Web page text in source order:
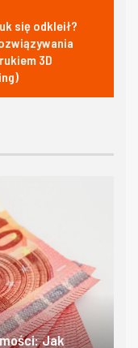
się odkleił?
3D